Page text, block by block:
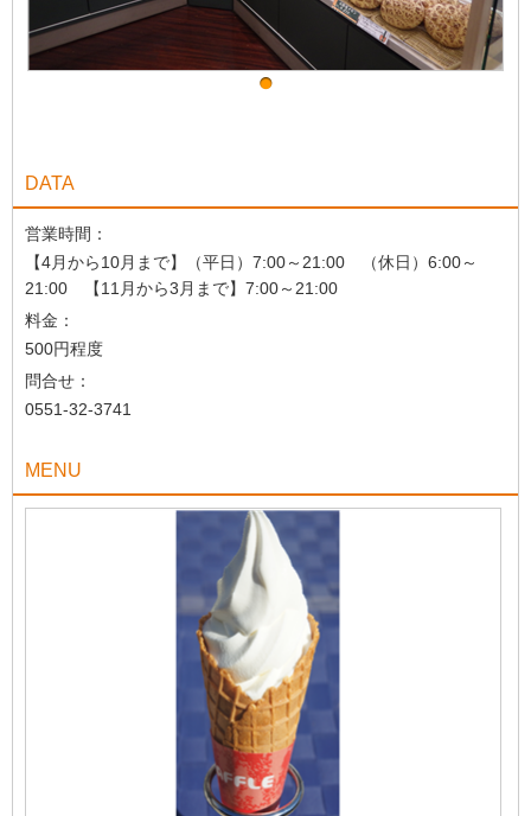
DATA
営業時間：
【4月から10月まで】（平日）7:00～21:00 （休日）6:00～
21:00 【11月から3月まで】7:00～21:00
料金：
500円程度
問合せ：
0551-32-3741
MENU